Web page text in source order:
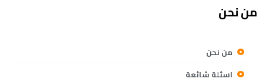
من نحن
من نحن
اسئلة شائعة